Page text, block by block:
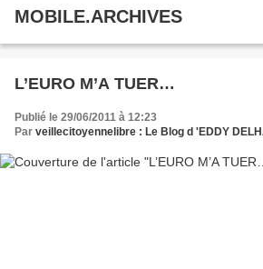
MOBILE.ARCHIVES
L’EURO M’A TUER…
Publié le 29/06/2011 à 12:23
Par veillecitoyennelibre : Le Blog d 'EDDY